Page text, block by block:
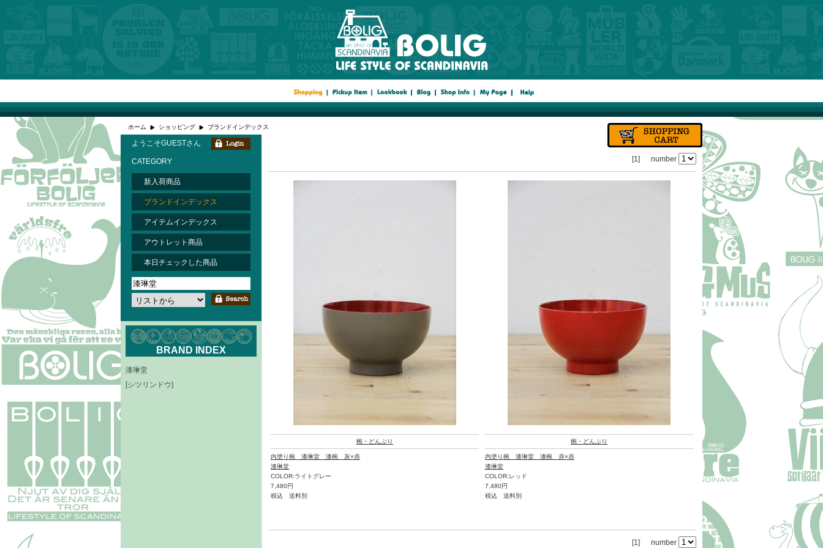
ホーム ショッピング ブランドインデックス
[1] number
椀・どんぶり
内塗り椀 漆琳堂 漆椀 灰×赤
漆琳堂
COLOR:ライトグレー
7,480円
税込 送料別
椀・どんぶり
内塗り椀 漆琳堂 漆椀 赤×赤
漆琳堂
COLOR:レッド
7,480円
税込 送料別
[1] number
ようこそGUESTさん
CATEGORY
新入荷商品
ブランドインデックス
アイテムインデックス
アウトレット商品
本日チェックした商品
BRAND INDEX
漆琳堂
[シツリンドウ]